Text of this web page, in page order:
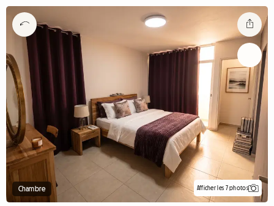
Chambre Afficher les 7 photos